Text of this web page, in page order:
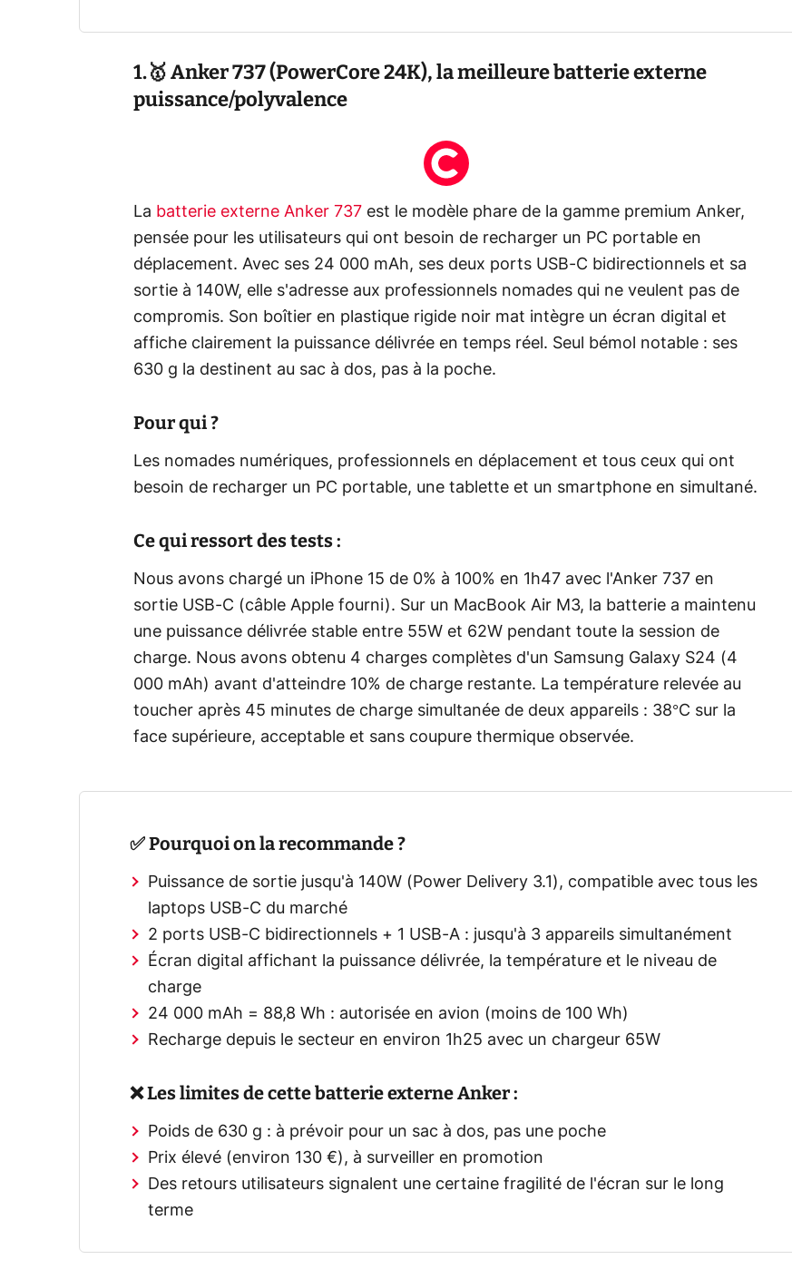
1.🥇 Anker 737 (PowerCore 24K), la meilleure batterie externe
puissance/polyvalence
La batterie externe Anker 737 est le modèle phare de la gamme premium Anker,
pensée pour les utilisateurs qui ont besoin de recharger un PC portable en
déplacement. Avec ses 24 000 mAh, ses deux ports USB-C bidirectionnels et sa
sortie à 140W, elle s'adresse aux professionnels nomades qui ne veulent pas de
compromis. Son boîtier en plastique rigide noir mat intègre un écran digital et
affiche clairement la puissance délivrée en temps réel. Seul bémol notable : ses
630 g la destinent au sac à dos, pas à la poche.
Pour qui ?
Les nomades numériques, professionnels en déplacement et tous ceux qui ont
besoin de recharger un PC portable, une tablette et un smartphone en simultané.
Ce qui ressort des tests :
Nous avons chargé un iPhone 15 de 0% à 100% en 1h47 avec l'Anker 737 en
sortie USB-C (câble Apple fourni). Sur un MacBook Air M3, la batterie a maintenu
une puissance délivrée stable entre 55W et 62W pendant toute la session de
charge. Nous avons obtenu 4 charges complètes d'un Samsung Galaxy S24 (4
000 mAh) avant d'atteindre 10% de charge restante. La température relevée au
toucher après 45 minutes de charge simultanée de deux appareils : 38°C sur la
face supérieure, acceptable et sans coupure thermique observée.
✅ Pourquoi on la recommande ?
Puissance de sortie jusqu'à 140W (Power Delivery 3.1), compatible avec tous les
laptops USB-C du marché
2 ports USB-C bidirectionnels + 1 USB-A : jusqu'à 3 appareils simultanément
Écran digital affichant la puissance délivrée, la température et le niveau de
charge
24 000 mAh = 88,8 Wh : autorisée en avion (moins de 100 Wh)
Recharge depuis le secteur en environ 1h25 avec un chargeur 65W
❌ Les limites de cette batterie externe Anker :
Poids de 630 g : à prévoir pour un sac à dos, pas une poche
Prix élevé (environ 130 €), à surveiller en promotion
Des retours utilisateurs signalent une certaine fragilité de l'écran sur le long
terme